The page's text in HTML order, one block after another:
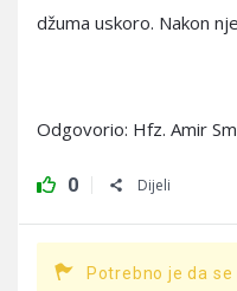
džuma uskoro. Nakon
Odgovorio: Hfz. Amir
0 Dijeli
Potrebno je da